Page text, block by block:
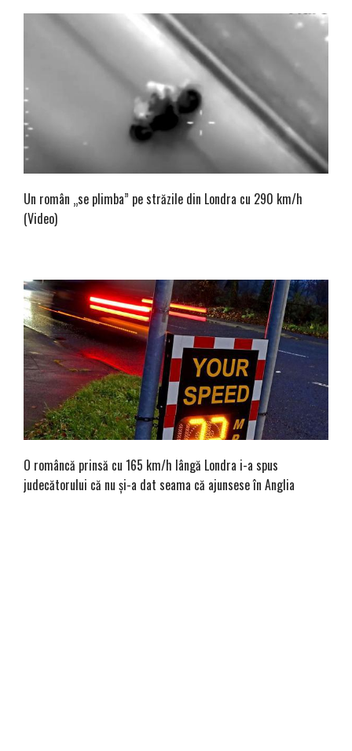
Un român „se plimba” pe străzile din Londra cu 290 km/h
(Video)
O româncă prinsă cu 165 km/h lângă Londra i-a spus
judecătorului că nu și-a dat seama că ajunsese în Anglia